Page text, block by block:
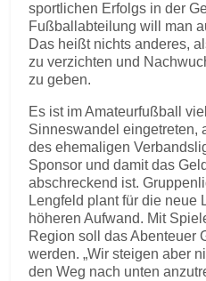
sportlichen Erfolgs in der
Fußballabteilung will man
Das heißt nichts anderes,
zu verzichten und
zu geben.
Es ist im Amateurfußball
Sinneswandel eingetreten,
des ehemaligen
Sponsor und damit das
abschreckend ist.
Lengfeld plant für die neue
höheren Aufwand. Mit
Region soll das Abenteuer
werden. „Wir steigen aber
den Weg nach unten